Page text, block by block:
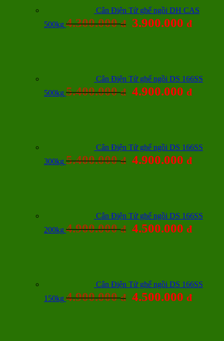
Cân Điện Tử ghế ngồi DH CAS
500kg 4.300.000đ 3.900.000 đ
Cân Điện Tử ghế ngồi DS 166SS
500kg 5.400.000đ 4.900.000 đ
Cân Điện Tử ghế ngồi DS 166SS
300kg 5.400.000đ 4.900.000 đ
Cân Điện Tử ghế ngồi DS 166SS
200kg 4.900.000đ 4.500.000 đ
Cân Điện Tử ghế ngồi DS 166SS
150kg 4.900.000đ 4.500.000 đ